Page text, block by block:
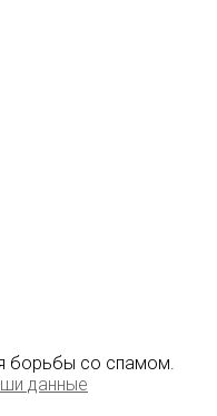
борьбы со спамом.
данные